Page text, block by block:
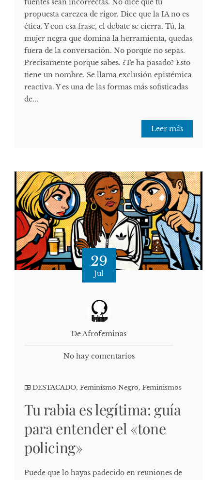
fuentes sean incorrectas. No dice que tu
propuesta carezca de rigor. Dice que la IA no es
ética. Y con esa frase, el debate se cierra. Tú, la
mujer negra que domina la herramienta, quedas
fuera de la conversación. No porque no sepas.
Precisamente porque sabes. ¿Te ha pasado? Esto
tiene un nombre. Se llama exclusión epistémica
reactiva. Y es una de las formas más sofisticadas
de...
Leer más
29
Jul
De Afrofeminas
No hay comentarios
DESTACADO, Feminismo Negro, Feminismos
Tu rabia es legítima: guía
para entender el «tone
policing»
Puede que lo hayas padecido en reuniones de